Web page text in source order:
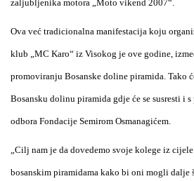
zaljubljenika motora „Moto vikend 2007“.
Ova već tradicionalna manifestacija koju
klub „MC Karo“ iz Visokog je ove godine,
promoviranju Bosanske doline piramida. Tako
Bosansku dolinu piramida gdje će se susresti i
odbora Fondacije Semirom Osmanagićem.
„Cilj nam je da dovedemo svoje kolege iz
bosanskim piramidama kako bi oni mogli dalje